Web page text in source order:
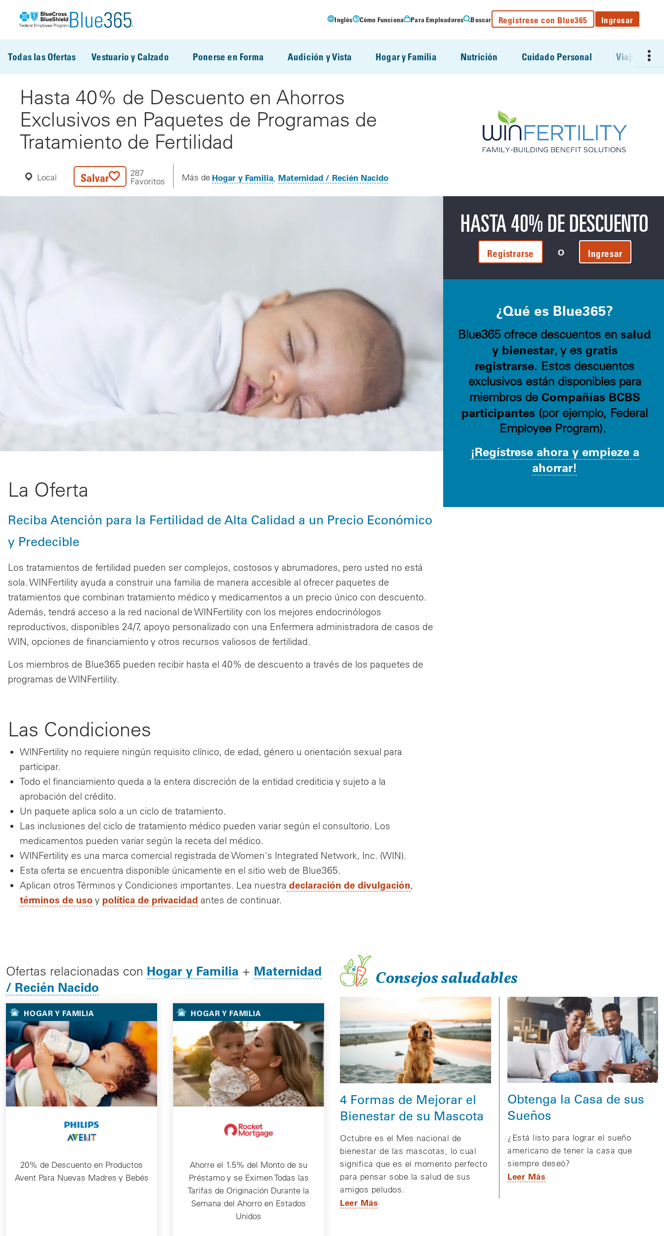
Inglés Cómo Funciona Para Empleadores Buscar Registrese con Blue365 Ingresar
Todas las Ofertas Vestuario y Calzado Ponerse en Forma Audición y Vista Hogar y Familia Nutrición Cuidado Personal Viajes
Hasta 40% de Descuento en Ahorros
Exclusivos en Paquetes de Programas de
Tratamiento de Fertilidad
OfertaLocal Salvar
287
Favoritos
Más de Hogar y Familia Maternidad / Recién Nacido
La Oferta
Reciba Atención para la Fertilidad de Alta Calidad a un Precio Económico
y Predecible
Los tratamientos de fertilidad pueden ser complejos, costosos y abrumadores, pero usted no está
sola. WINFertility ayuda a construir una familia de manera accesible al ofrecer paquetes de
tratamientos que combinan tratamiento médico y medicamentos a un precio único con descuento.
Además, tendrá acceso a la red nacional de WINFertility con los mejores endocrinólogos
reproductivos, disponibles 24/7, apoyo personalizado con una Enfermera administradora de casos de
WIN, opciones de financiamiento y otros recursos valiosos de fertilidad.
Los miembros de Blue365 pueden recibir hasta el 40% de descuento a través de los paquetes de
programas de WINFertility.
Las Condiciones
WINFertility no requiere ningún requisito clínico, de edad, género u orientación sexual para
participar.
Todo el financiamiento queda a la entera discreción de la entidad crediticia y sujeto a la
aprobación del crédito.
Un paquete aplica solo a un ciclo de tratamiento.
Las inclusiones del ciclo de tratamiento médico pueden variar según el consultorio. Los
medicamentos pueden variar según la receta del médico.
WINFertility es una marca comercial registrada de Women's Integrated Network, Inc. (WIN).
Esta oferta se encuentra disponible únicamente en el sitio web de Blue365.
Aplican otros Términos y Condiciones importantes. Lea nuestra declaración de divulgación,
términos de uso y política de privacidad antes de continuar.
HASTA 40% DE DESCUENTO
Registrarse O Ingresar
¿Qué es Blue365?
Blue365 ofrece descuentos ensalud
y bienestar, y es gratis
registrarse. Estos descuentos
exclusivos están disponibles para
miembros de Compañías BCBS
participantes (por ejemplo, Federal
Employee Program).
¡Regístrese ahora y empieze a
ahorrar!
Ofertas relacionadas con Hogar y Familia + Maternidad
/ Recién Nacido
HOGAR Y FAMILIA
20% de Descuento en Productos
Avent Para Nuevas Madres y Bebés
HOGAR Y FAMILIA
Ahorre el 1.5% del Monto de su
Préstamo y se Eximen Todas las
Tarifas de Originación Durante la
Semana del Ahorro en Estados
Unidos
Consejos saludables
4 Formas de Mejorar el
Bienestar de su Mascota
Octubre es el Mes nacional de
bienestar de las mascotas, lo cual
significa que es el momento perfecto
para pensar sobe la salud de sus
amigos peludos.
Leer Más
Obtenga la Casa de sus
Sueños
¿Está listo para lograr el sueño
americano de tener la casa que
siempre deseó?
Leer Más